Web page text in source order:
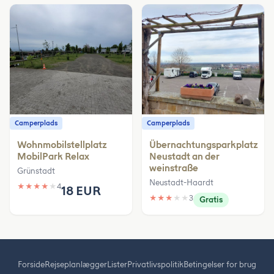
Camperplads
Wohnmobilstellplatz
MobilPark Relax
Grünstadt
★ ★ ★ ★ ★ 418 EUR
Camperplads
Übernachtungsparkplatz
Neustadt an der
weinstraße
Neustadt-Haardt
★ ★ ★ ★ ★ 3 Gratis
ForsideRejseplanlæggerListerPrivatlivspolitikBetingelser for brug